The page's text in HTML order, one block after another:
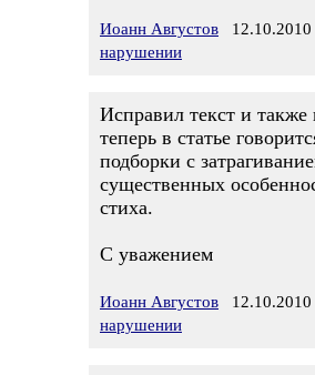
Иоанн Августов 12.10.2010
нарушении
Исправил текст и
теперь в статье
подборки с
существенных
стиха.
С уважением
Иоанн Августов 12.10.2010
нарушении